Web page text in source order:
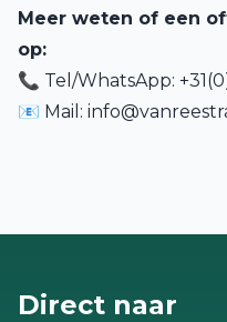
Meer weten of een
op:
📞 Tel/WhatsApp:
📧 Mail:
Direct naar